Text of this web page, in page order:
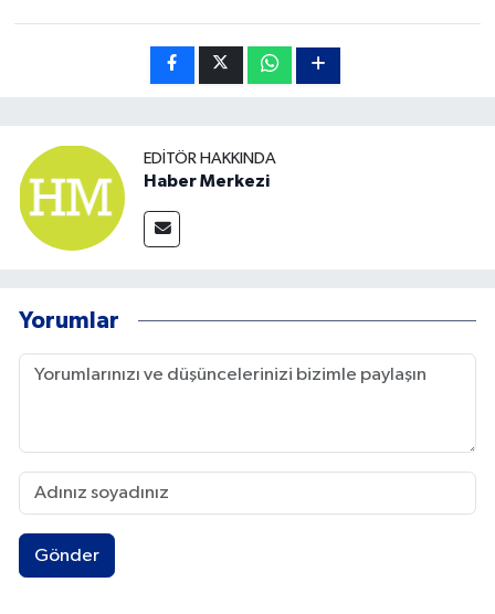
EDITÖR HAKKINDA
Haber Merkezi
Yorumlar
Gönder